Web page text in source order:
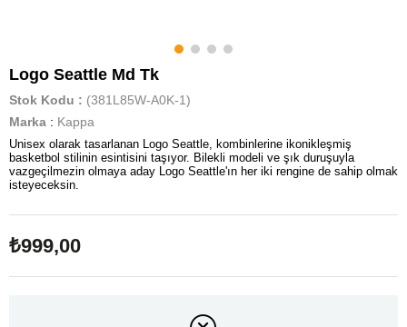
Logo Seattle Md Tk
Stok Kodu
(381L85W-A0K-1)
Marka : Kappa
Unisex olarak tasarlanan Logo Seattle, kombinlerine ikonikleşmiş
basketbol stilinin esintisini taşıyor. Bilekli modeli ve şık duruşuyla
vazgeçilmezin olmaya aday Logo Seattle'ın her iki rengine de sahip olmak
isteyeceksin.
₺999,00